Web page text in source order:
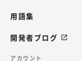
用語集
開発者ブログ
アカウント